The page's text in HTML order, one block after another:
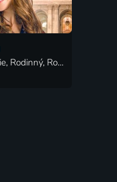
2021 | Kanada | Komedie, Rodinný, Romantický